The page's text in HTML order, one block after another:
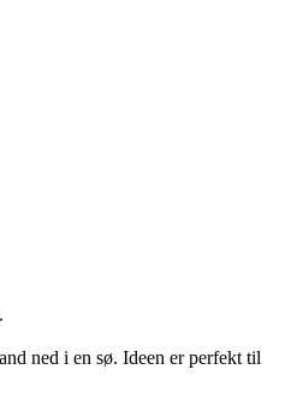
ned i en sø. Ideen er perfekt til